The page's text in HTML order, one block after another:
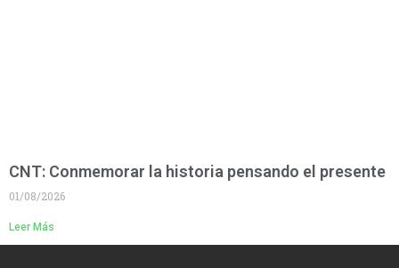
CNT: Conmemorar la historia pensando el presente
01/08/2026
Leer Más